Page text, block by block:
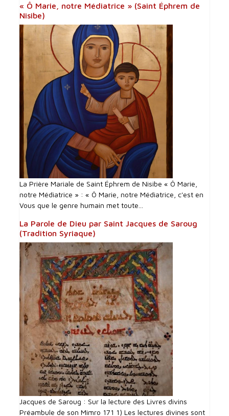
« Ô Marie, notre Médiatrice » (Saint Éphrem de
Nisibe)
La Prière Mariale de Saint Éphrem de Nisibe « Ô Marie,
notre Médiatrice » : « Ô Marie, notre Médiatrice, c'est en
Vous que le genre humain met toute...
La Parole de Dieu par Saint Jacques de Saroug
(Tradition Syriaque)
Jacques de Saroug : Sur la lecture des Livres divins
Préambule de son Mimro 171 1) Les lectures divines sont